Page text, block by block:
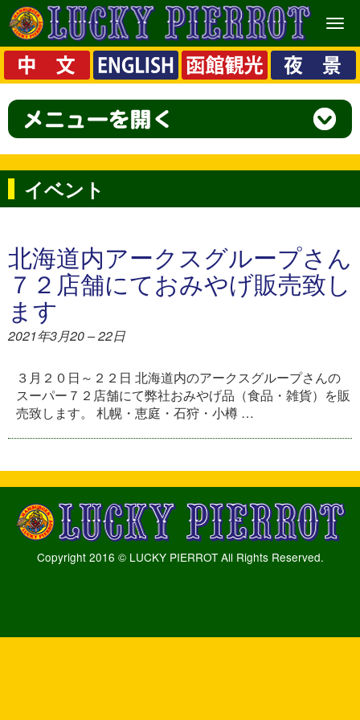
メ
ニ
ュ
ー
イベント
北海道内アークスグループさん
７２店舗にておみやげ販売致し
ます
2021年3月20–22日
３月２０日～２２日 北海道内のアークスグループさんの
スーパー７２店舗にて弊社おみやげ品（食品・雑貨）を販
売致します。 札幌・恵庭・石狩・小樽 …
Copyright 2016 © LUCKY PIERROT All Rights Reserved.